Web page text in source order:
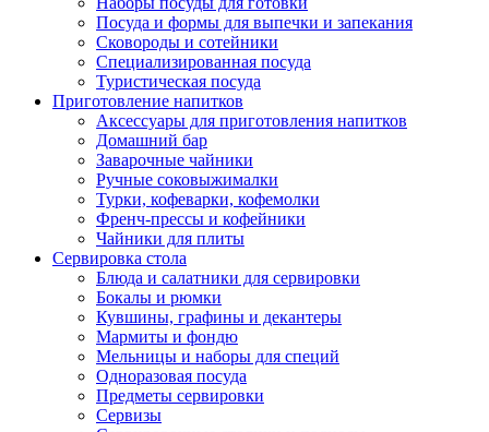
Посуда и формы для выпечки и запекания
Сковороды и сотейники
Специализированная посуда
Туристическая посуда
Приготовление напитков
Аксессуары для приготовления напитков
Домашний бар
Заварочные чайники
Ручные соковыжималки
Турки, кофеварки, кофемолки
Френч-прессы и кофейники
Чайники для плиты
Сервировка стола
Блюда и салатники для сервировки
Бокалы и рюмки
Кувшины, графины и декантеры
Мармиты и фондю
Мельницы и наборы для специй
Одноразовая посуда
Предметы сервировки
Сервизы